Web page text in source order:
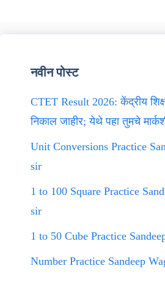
नवीन पोस्ट
CTET Result 2026: केंद्रीय
निकाल जाहीर; येथे पहा तुमचे
Unit Conversions Practice
sir
1 to 100 Square Practice
sir
1 to 50 Cube Practice
Number Practice Sandeep